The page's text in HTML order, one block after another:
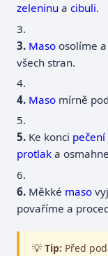
zeleninu acibuli.
3.
Maso osolíme
všech stran.
4.
Maso mírně
5.
Ke konci pečení
protlak a
6.
Měkké maso
povaříme a
💡 Tip: Před